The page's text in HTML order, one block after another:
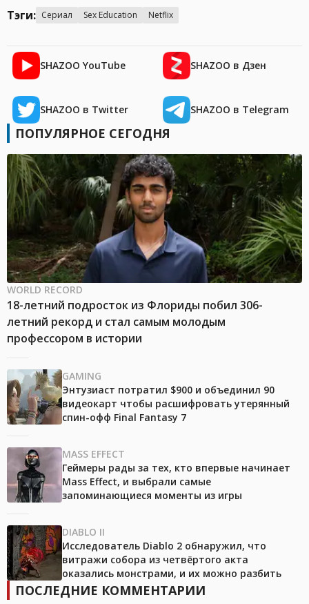
Тэги: Сериал Sex Education Netflix
SHAZOO YouTube SHAZOO в Дзен
SHAZOO в Twitter SHAZOO в Telegram
ПОПУЛЯРНОЕ СЕГОДНЯ
WORLD RECORD
18-летний подросток из Флориды побил 306-
летний рекорд и стал самым молодым
профессором в истории
GAMING
Энтузиаст потратил $900 и объединил 90
видеокарт чтобы расшифровать утерянный
спин-офф Final Fantasy 7
MASS EFFECT
Геймеры рады за тех, кто впервые начинает
Mass Effect, и выбрали самые
запоминающиеся моменты из игры
DIABLO II
Исследователь Diablo 2 обнаружил, что
витражи собора из четвёртого акта
оказались монстрами, и их можно разбить
ПОСЛЕДНИЕ КОММЕНТАРИИ